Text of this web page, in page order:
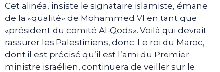
Cet alinéa, insiste le signataire islamiste, émane
de la «qualité» de Mohammed VI en tant que
«président du comité Al-Qods». Voilà qui devrait
rassurer les Palestiniens, donc. Le roi du Maroc,
dont il est précisé qu’il est l’ami du Premier
ministre israélien, continuera de veiller sur le